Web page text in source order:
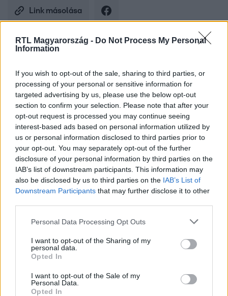
RTL Magyarország - Do Not Process My Personal
Information
If you wish to opt-out of the sale, sharing to third parties, or
processing of your personal or sensitive information for
targeted advertising by us, please use the below opt-out
section to confirm your selection. Please note that after your
opt-out request is processed you may continue seeing
interest-based ads based on personal information utilized by
us or personal information disclosed to third parties prior to
your opt-out. You may separately opt-out of the further
disclosure of your personal information by third parties on the
IAB’s list of downstream participants. This information may
also be disclosed by us to third parties on the IAB’s List of
Downstream Participants that may further disclose it to other
Please note that this website/app uses one or more Google
not limited to your visit or usage behaviour. You may click to
grant or deny consent to Google and its third-party tags to
use your data for below specified purposes in below Google
consent section.
Personal Data Processing Opt Outs
I want to opt-out of the Sharing of my
personal data.
Opted In
I want to opt-out of the Sale of my
Personal Data.
Opted In
Link másolása
amelyekkel eladhatjuk megunt motyóinkat.
Ám nem mindig egyszerű az eladás, van,
hogy hetekig nem kapnak rá a még címkés,
vadiúj ruhára sem, amit sokkal többért
vettünk, mint amennyiért áruljuk. A
TikTokon teljesen rápörögtek a
felhasználók egy videóra, amiben egy fiatal
nő mutat egy trükköt, amitől ugrásszerűen
megnőttek az eladásai. A kommentelők
szerint ez tényleg működik. Mutatjuk!